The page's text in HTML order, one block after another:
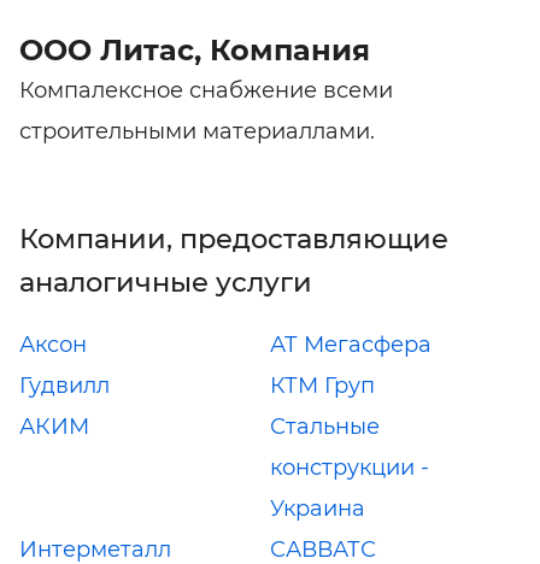
ООО Литас, Компания
Компалексное снабжение всеми
строительными материаллами.
Компании, предоставляющие
аналогичные услуги
Аксон
АТ Мегасфера
Гудвилл
КТМ Груп
АКИМ
Стальные
конструкции -
Украина
Интерметалл
САВВАТС